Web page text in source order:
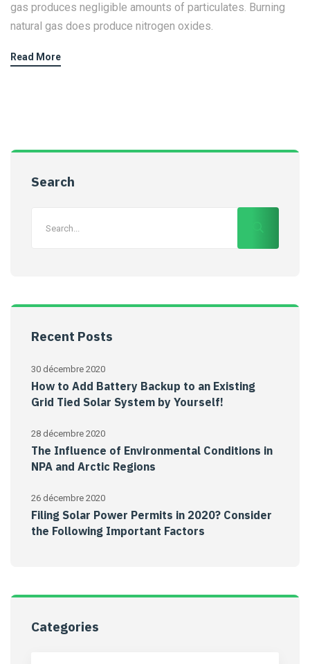
gas produces negligible amounts of particulates. Burning
natural gas does produce nitrogen oxides.
Read More
Search
Recent Posts
30 décembre 2020
How to Add Battery Backup to an Existing
Grid Tied Solar System by Yourself!
28 décembre 2020
The Influence of Environmental Conditions in
NPA and Arctic Regions
26 décembre 2020
Filing Solar Power Permits in 2020? Consider
the Following Important Factors
Categories